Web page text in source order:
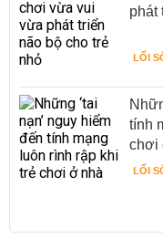
phát
LỐI
tính
chơi
LỐI